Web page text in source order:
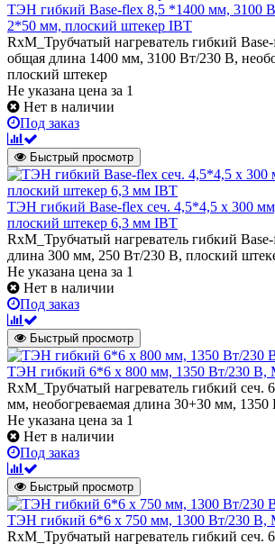
ТЭН гибкий Base-flex 8,5 *1400 мм, 3100
2*50 мм, плоский штекер IBT
RxM_Трубчатый нагреватель гибкий
общая длина 1400 мм, 3100 Вт/230 В,
плоский штекер
Не указана цена за 1
Нет в наличии
Под заказ
Быстрый просмотр
ТЭН гибкий Base-flex сеч. 4,5*4,5 х 300
плоский штекер 6,3 мм IBT
RxM_Трубчатый нагреватель гибкий
длина 300 мм, 250 Вт/230 В, плоский
Не указана цена за 1
Нет в наличии
Под заказ
Быстрый просмотр
ТЭН гибкий 6*6 х 800 мм, 1350 Вт/230 В,
RxM_Трубчатый нагреватель гибкий сеч.
мм, необогреваемая длина 30+30 мм,
Не указана цена за 1
Нет в наличии
Под заказ
Быстрый просмотр
ТЭН гибкий 6*6 х 750 мм, 1300 Вт/230 В,
RxM_Трубчатый нагреватель гибкий сеч.